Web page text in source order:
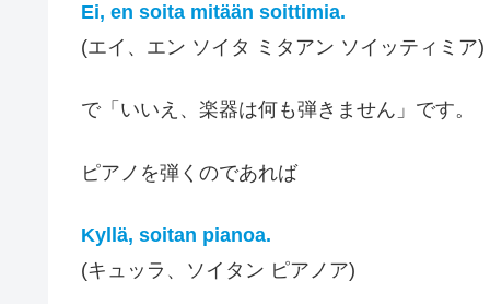
Ei, en soita mitään soittimia.
(エイ、エン ソイタ ミタアン ソイッティミア)
で「いいえ、楽器は何も弾きません」です。
ピアノを弾くのであれば
Kyllä, soitan pianoa.
(キュッラ、ソイタン ピアノア)